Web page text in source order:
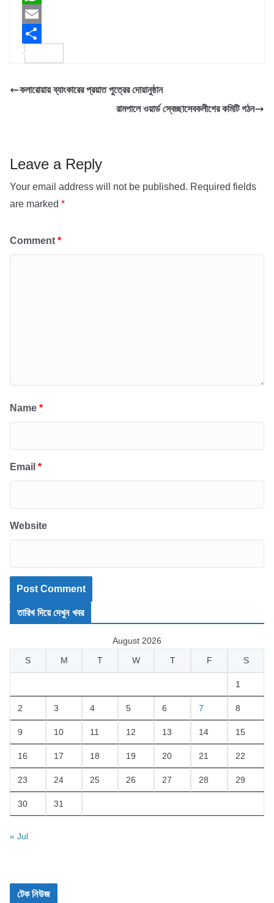
c
e
b
o
w
t
e
W
h
a
s
E
m
i
a
কলারোয়ায় ব্যাংকারের প্রয়াত পুত্রের দোয়ানুষ্ঠান
রামপালে ওয়ার্ড স্বেচ্ছাসেবকলীগের কমিটি গঠন
Leave a Reply
Your email address will not be published. Required fields
are marked *
Comment *
Name *
Email *
Website
তারিখ দিয়ে দেখুন খবর
August 2026
S
M T W T F S
1
2 3 4 5 6 7 8
9 10 11 12 13 14 15
16 17 18 19 20 21 22
23 24 25 26 27 28 29
30 31
« Jul
টেক নিউজ